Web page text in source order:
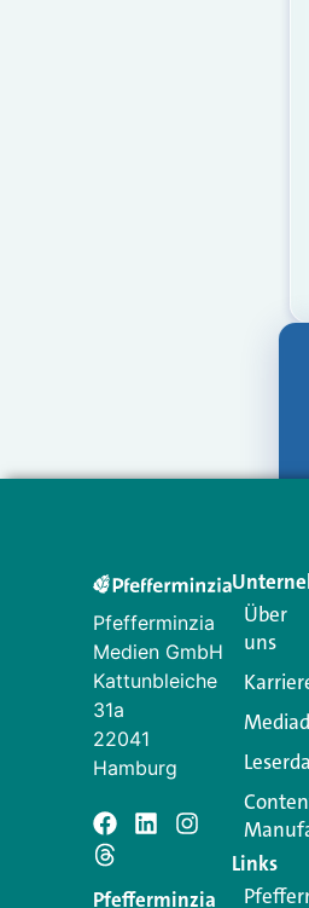
Pfefferminzia
Medien GmbH
Kattunbleiche
31a
22041
Hamburg
Pfefferminzia
Über
uns
Links